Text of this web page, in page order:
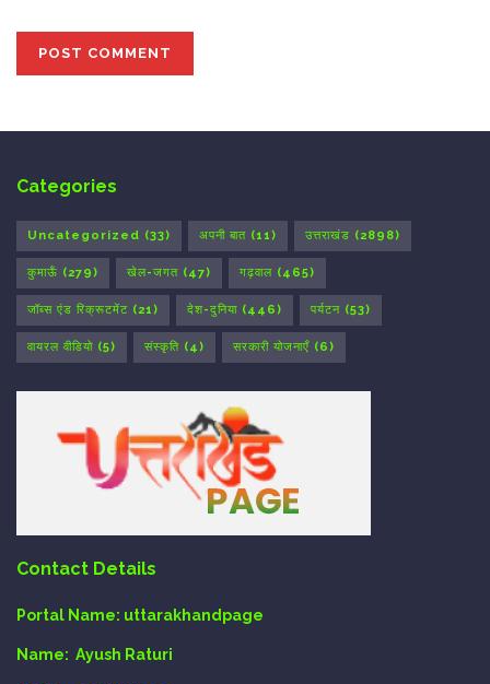
Categories
Uncategorized (33) अपनी बात (11) उत्तराखंड (2898)
कुमाऊँ (279) खेल-जगत (47) गढ़वाल (465)
जॉब्स एंड रिक्रूटमेंट (21) देश-दुनिया (446) पर्यटन (53)
वायरल वीडियो (5) संस्कृति (4) सरकारी योजनाएँ (6)
Contact Details
Portal Name: uttarakhandpage
Name: Ayush Raturi